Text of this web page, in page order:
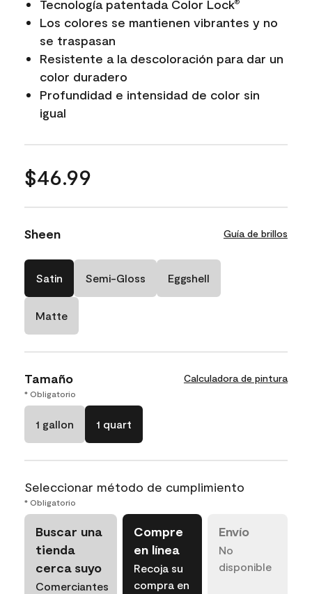
Tecnología patentada Color Lock®
Los colores se mantienen vibrantes y no
se traspasan
Resistente a la descoloración para dar un
color duradero
Profundidad e intensidad de color sin
igual
$46.99
Sheen Guía de brillos
Satin Semi-Gloss Eggshell
Matte
Tamaño Calculadora de pintura
* Obligatorio
1 gallon 1 quart
Seleccionar método de cumplimiento
* Obligatorio
Buscar una
tienda
cerca suyo
Comerciantes
Compre
en línea
Recoja su
compra en
Envío
No
disponible